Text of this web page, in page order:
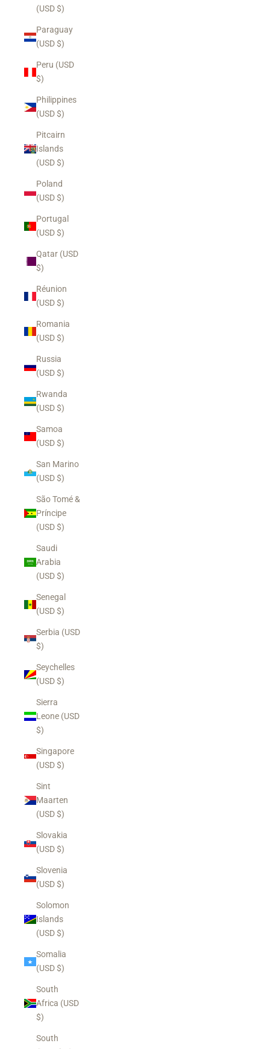
(USD $)
Paraguay
(USD $)
Peru (USD
$)
Philippines
(USD $)
Pitcairn
Islands
(USD $)
Poland
(USD $)
Portugal
(USD $)
Qatar (USD
$)
Réunion
(USD $)
Romania
(USD $)
Russia
(USD $)
Rwanda
(USD $)
Samoa
(USD $)
San Marino
(USD $)
São Tomé &
Príncipe
(USD $)
Saudi
Arabia
(USD $)
Senegal
(USD $)
Serbia (USD
$)
Seychelles
(USD $)
Sierra
Leone (USD
$)
Singapore
(USD $)
Sint
Maarten
(USD $)
Slovakia
(USD $)
Slovenia
(USD $)
Solomon
Islands
(USD $)
Somalia
(USD $)
South
Africa (USD
$)
South